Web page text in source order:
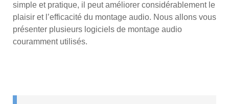
simple et pratique, il peut améliorer considérablement le
plaisir et l’efficacité du montage audio. Nous allons vous
présenter plusieurs logiciels de montage audio
couramment utilisés.